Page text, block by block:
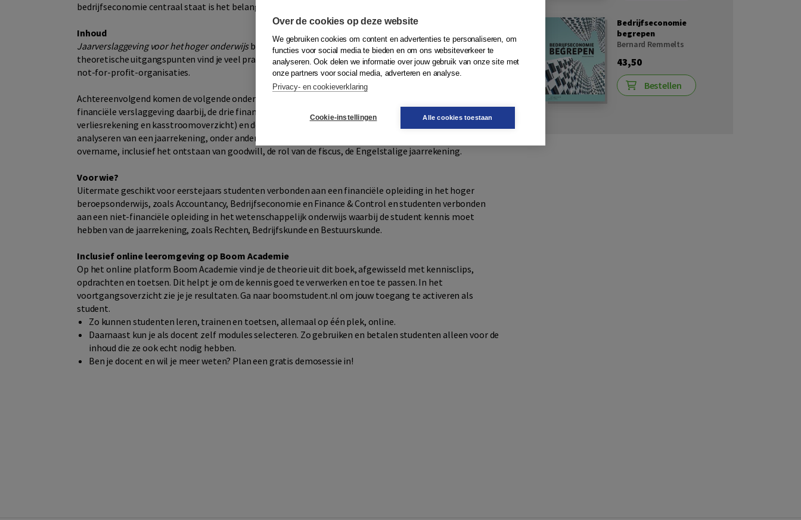
bedrijfseconomie centraal staat is het belangrijk voldoende kennis te hebben van jaarverslaggeving.
Inhoud
Jaarverslaggeving voor het hoger onderwijsbiedt je een eerste kennismaking met dit vakgebied. Naast de
theoretische uitgangspunten vind je veel praktijkvoorbeelden uit recente jaarrekeningen van profit- en
not-for-profit-organisaties.
Achtereenvolgend komen de volgende onderwerpen aan bod: de werking van organisaties en de rol van
financiële verslaggeving daarbij, de drie financiële overzichten in een jaarrekening (balans, winst-en-
verliesrekening en kasstroomoverzicht) en de toelichting daarop, wet- en regelgeving, de wijze van
analyseren van een jaarrekening, onder andere door gebruik te maken van diverse kengetallen, fusie en
overname, inclusief het ontstaan van goodwill, de rol van de fiscus, de Engelstalige jaarrekening.
Voor wie?
Uitermate geschikt voor eerstejaars studenten verbonden aan een financiële opleiding in het hoger
beroepsonderwijs, zoals Accountancy, Bedrijfseconomie en Finance & Control en studenten verbonden
aan een niet-financiële opleiding in het wetenschappelijk onderwijs waarbij de student kennis moet
hebben van de jaarrekening, zoals Rechten, Bedrijfskunde en Bestuurskunde.
Inclusief online leeromgeving op Boom Academie
Op het online platform Boom Academie vind je de theorie uit dit boek, afgewisseld met kennisclips,
opdrachten en toetsen. Dit helpt je om de kennis goed te verwerken en toe te passen. In het
voortgangsoverzicht zie je je resultaten. Ga naar boomstudent.nl om jouw toegang te activeren als
student.
Zo kunnen studenten leren, trainen en toetsen, allemaal op één plek, online.
Daarnaast kun je als docent zelf modules selecteren. Zo gebruiken en betalen studenten alleen voor de
inhoud die ze ook echt nodig hebben.
Ben je docent en wil je meer weten? Plan een gratis demosessie in!​
Bedrijfseconomie
begrepen
Bernard Remmelts
43,50
Bestellen
Over de cookies op deze website
We gebruiken cookies om content en advertenties te personaliseren, om
functies voor social media te bieden en om ons websiteverkeer te
analyseren. Ook delen we informatie over jouw gebruik van onze site met
onze partners voor social media, adverteren en analyse.
Privacy- en cookieverklaring
Cookie-instellingen Alle cookies toestaan